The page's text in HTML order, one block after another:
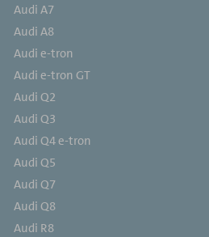
Audi A7
Audi A8
Audi e-tron
Audi e-tron GT
Audi Q2
Audi Q3
Audi Q4 e-tron
Audi Q5
Audi Q7
Audi Q8
Audi R8